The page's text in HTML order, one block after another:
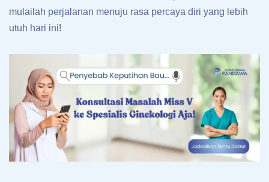
mulailah perjalanan menuju rasa percaya diri yang lebih
utuh hari ini!